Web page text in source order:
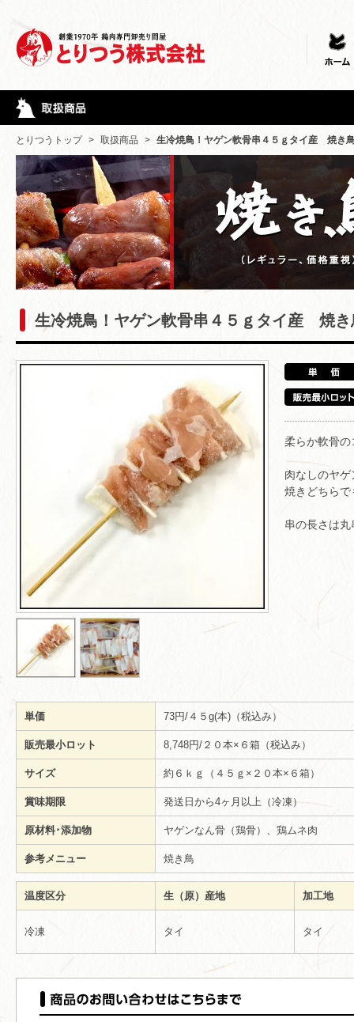
とりつうトップ > 取扱商品 > 生冷焼鳥！ヤゲン軟骨串４５ｇタイ産 焼き
生冷焼鳥！ヤゲン軟骨串４５ｇタイ産 焼き
柔らか軟骨
肉なしのヤ
焼きどちら
串の長さは
単価 73円/４５g(本)（税込み）
販売最小ロット 8,748円/２０本×６箱（税込み）
サイズ 約６ｋｇ（４５ｇ×２０本×６箱）
賞味期限 発送日から4ヶ月以上（冷凍）
原材料･添加物 ヤゲンなん骨（鶏骨）、鶏ムネ肉
参考メニュー 焼き鳥
温度区分 生（原）産地 加工地
冷凍 タイ タイ